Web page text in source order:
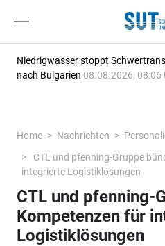
Niedrigwasser stoppt
nach Bulgarien 08.08.2026, 08:06
Home Nachrichten
CTL und pfenning-Gruppe
integrierte Logistiklösungen
CTL und pfenning-
Kompetenzen für
Logistiklösungen